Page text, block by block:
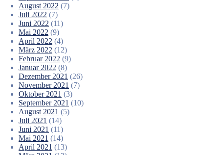
August 2022 (7)
Juli 2022 (7)
Juni 2022 (11)
Mai 2022 (9)
April 2022 (4)
März 2022 (12)
Februar 2022 (9)
Januar 2022 (8)
Dezember 2021 (26)
November 2021 (7)
Oktober 2021 (3)
September 2021 (10)
August 2021 (5)
Juli 2021 (14)
Juni 2021 (11)
Mai 2021 (14)
April 2021 (13)